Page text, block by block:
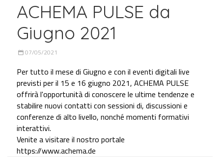
ACHEMA PULSE da
Giugno 2021
07/05/2021
Per tutto il mese di Giugno e con il eventi digitali live
previsti per il 15 e 16 giugno 2021, ACHEMA PULSE
offrirà l'opportunità di conoscere le ultime tendenze e
stabilire nuovi contatti con sessioni di, discussioni e
conferenze di alto livello, nonché momenti formativi
interattivi.
Venite a visitare il nostro portale
https://www.achema.de